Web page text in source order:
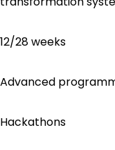
12/28 weeks
Advanced
Hackathons